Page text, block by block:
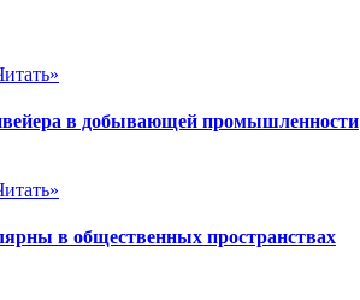
в добывающей промышленности
в общественных пространствах